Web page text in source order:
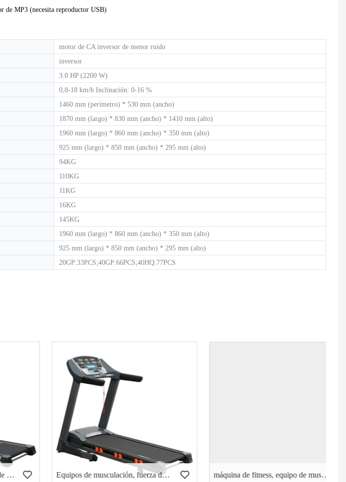
de MP3 (necesita reproductor USB)
motor de CA inversor de menor ruido
inversor
3.0 HP (2200 W)
0,8-18 km/h Inclinación: 0-16 %
1460 mm (perímetro) * 530 mm (ancho)
1870 mm (largo) * 830 mm (ancho) * 1410 mm (alto)
1960 mm (largo) * 860 mm (ancho) * 350 mm (alto)
925 mm (largo) * 850 mm (ancho) * 295 mm (alto)
94KG
110KG
11KG
16KG
145KG
1960 mm (largo) * 860 mm (ancho) * 350 mm (alto)
925 mm (largo) * 850 mm (ancho) * 295 mm (alto)
20GP:33PCS;40GP:66PCS;40HQ:77PCS
Equipos de musculación, fuerza de martillo, curl de bíceps (PT-502) máquina de fitness, equipo de musculación, DIP sentado (PT-405)